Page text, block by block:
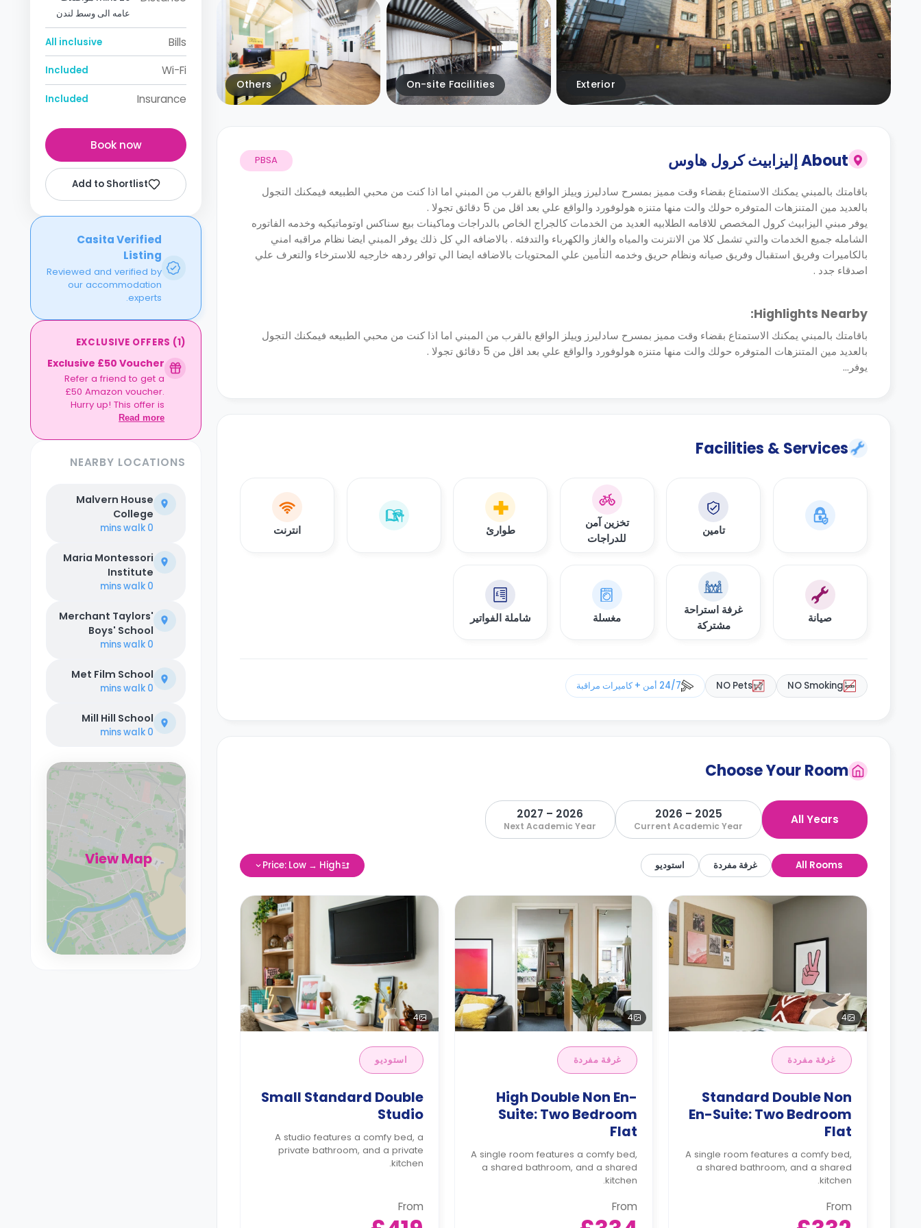
Exterior
On-site Facilities
Others
Aboutإليزابيث كرول هاوس PBSA
باقامتك بالمبني يمكنك الاستمتاع بقضاء وقت مميز بمسرح سادليرز وييلز الواقع بالقرب من المبني اما اذا كنت من محبي الطبيعه فيمكنك التجول
بالعديد مين المتنزهات المتوفره حولك والت منها متنزه هولوفورد والواقع علي بعد اقل من 5 دقائق تجولا .
يوفر مبني اليزابيث كرول المخصص للاقامه الطلابيه العديد من الخدمات كالجراج الخاص بالدراجات وماكينات بيع سناكس اوتوماتيكيه وخدمه الفاتوره
الشامله جميع الخدمات والتي تشمل كلا من الانترنت والمياه والغاز والكهرباء والتدفئه . بالاضافه الي كل ذلك يوفر المبني ايضا نظام مراقبه امني
بالكاميرات وفريق استقبال وفريق صيانه ونظام حريق وخدمه التأمين علي المحتويات بالاضافه ايضا الي توافر ردهه خارجيه للاسترخاء والتعرف علي
اصدقاء جدد .
Highlights Nearby:
باقامتك بالمبني يمكنك الاستمتاع بقضاء وقت مميز بمسرح سادليرز وييلز الواقع بالقرب من المبني اما اذا كنت من محبي الطبيعه فيمكنك التجول
بالعديد مين المتنزهات المتوفره حولك والت منها متنزه هولوفورد والواقع علي بعد اقل من 5 دقائق تجولا .
يوفر...
Facilities & Services
تامين
تخزين آمن
للدراجات
طوارئ انترنت
صيانة
غرفة استراحة
مشتركة
مغسلة شاملة الفواتير
NO Smoking
NO Pets 24/7 أمن + كاميرات مراقبة
Choose Your Room
All Years
2025 – 2026
Current Academic Year
2026 – 2027
Next Academic Year
All Rooms غرفة مفردة استوديو Price: Low → High
4
غرفة مفردة
Standard Double Non
En-Suite: Two Bedroom
Flat
A single room features a comfy bed,
a shared bathroom, and a shared
kitchen.
From
4
غرفة مفردة
High Double Non En-
Suite: Two Bedroom
Flat
A single room features a comfy bed,
a shared bathroom, and a shared
kitchen.
From
4
استوديو
Small Standard Double
Studio
A studio features a comfy bed, a
private bathroom, and a private
kitchen.
From
عامه الى وسط لندن
Bills
All inclusive
Wi-Fi
Included
Insurance
Included
Book now
Add to Shortlist
Casita Verified
Listing
Reviewed and verified by
our accommodation
experts.
EXCLUSIVE OFFERS (1)
Exclusive £50 Voucher
Refer a friend to get a
£50 Amazon voucher.
Hurry up! This offer is
exclusive to Casita.
Read more
NEARBY LOCATIONS
Malvern House
College
0 mins
walk
Maria Montessori
Institute
0 mins
walk
Merchant Taylors'
Boys' School
0 mins
walk
Met Film School
0 mins
walk
Mill Hill School
0 mins
walk
View Map